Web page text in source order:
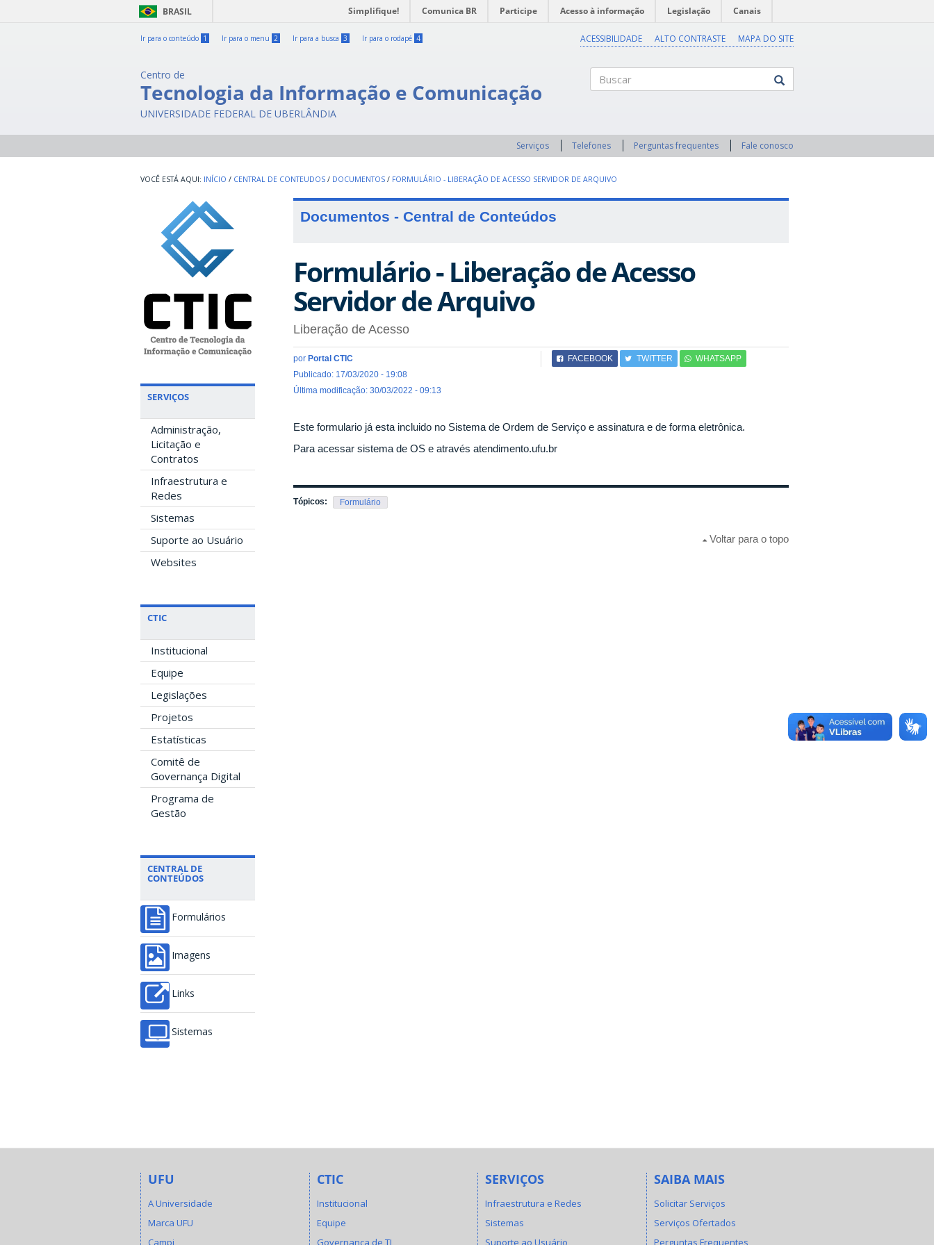
BRASIL Simplifique! Comunica BR Participe Acesso à informação Legislação Canais
Ir para o conteúdo 1 Ir para o menu 2 Ir para a busca 3 Ir para o rodapé 4 ACESSIBILIDADE ALTO CONTRASTE MAPA DO SITE
Centro de
Tecnologia da Informação e Comunicação
UNIVERSIDADE FEDERAL DE UBERLÂNDIA
Serviços Telefones Perguntas frequentes Fale conosco
INÍCIO / CENTRAL DE CONTEUDOS / DOCUMENTOS / FORMULÁRIO - LIBERAÇÃO DE ACESSO SERVIDOR DE ARQUIVO
SERVIÇOS
Administração,
Licitação e
Contratos
Infraestrutura e
Redes
Sistemas
Suporte ao Usuário
Websites
CTIC
Institucional
Equipe
Legislações
Projetos
Estatísticas
Comitê de
Governança Digital
Programa de
Gestão
CENTRAL DE
CONTEÚDOS
Formulários
Imagens
Links
Sistemas
Documentos - Central de Conteúdos
Formulário - Liberação de Acesso
Servidor de Arquivo
Liberação de Acesso
por Portal CTIC
Publicado: 17/03/2020 - 19:08
Última modificação: 30/03/2022 - 09:13
FACEBOOK TWITTER WHATSAPP
Este formulario já esta incluido no Sistema de Ordem de Serviço e assinatura e de forma eletrônica.
Para acessar sistema de OS e através atendimento.ufu.br
Tópicos: Formulário
Voltar para o topo
UFU
A Universidade
Marca UFU
Campi
CTIC
Institucional
Equipe
Governança de TI
SERVIÇOS
Infraestrutura e Redes
Sistemas
Suporte ao Usuário
SAIBA MAIS
Solicitar Serviços
Serviços Ofertados
Perguntas Frequentes